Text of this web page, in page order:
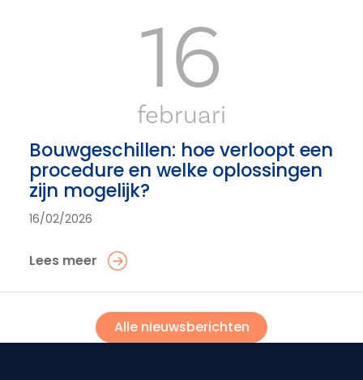
16
februari
Bouwgeschillen: hoe verloopt een
procedure en welke oplossingen
zijn mogelijk?
16/02/2026
Lees meer
Alle nieuwsberichten